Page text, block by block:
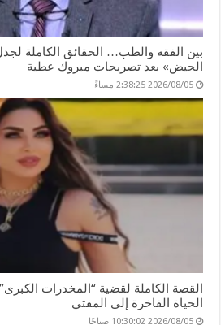
بين الفقه والطب… الحقائق الكاملة لجدل
الحيض» بعد تصريحات مبروك عطية
2026/08/05 2:38:25 مساءً
القصة الكاملة لقضية “المخدرات
الحياة الفاخرة إلى المفتي
2026/08/05 10:30:02 صباحًا